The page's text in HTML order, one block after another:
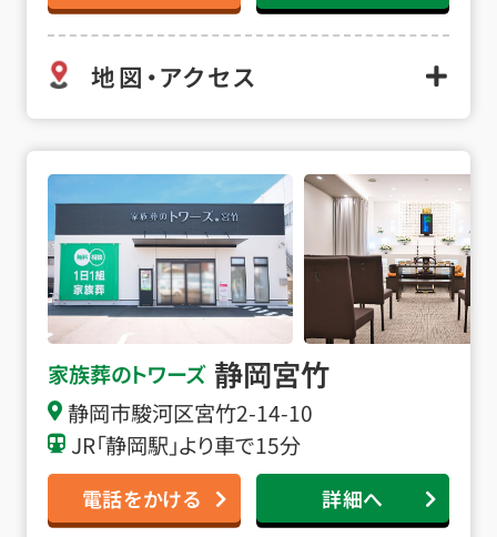
地図・アクセス
家族葬のトワーズ 静岡宮竹
静岡市駿河区宮竹2-14-10
JR「静岡駅」より車で15分
電話をかける 詳細へ